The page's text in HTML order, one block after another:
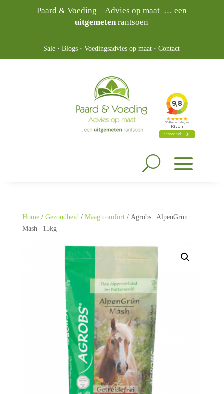
Paard & Voeding – Advies op maat … een
uitgemetenrantsoen
Sale ·Blogs ·Voedingsadvies op maat ·Contact
Home/ Gezondheid/ Maag comfort/ Agrobs | AlpenGrün
Mash | 15kg